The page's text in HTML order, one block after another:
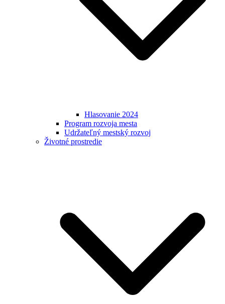
Hlasovanie 2024
Program rozvoja mesta
Udržateľný mestský rozvoj
Životné prostredie